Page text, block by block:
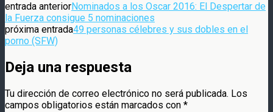
entrada anteriorNominados a los Oscar 2016: El Despertar de
la Fuerza consigue 5 nominaciones
próxima entrada49 personas célebres y sus dobles en el
porno (SFW)
Deja una respuesta
Tu dirección de correo electrónico no será publicada. Los
campos obligatorios están marcados con *